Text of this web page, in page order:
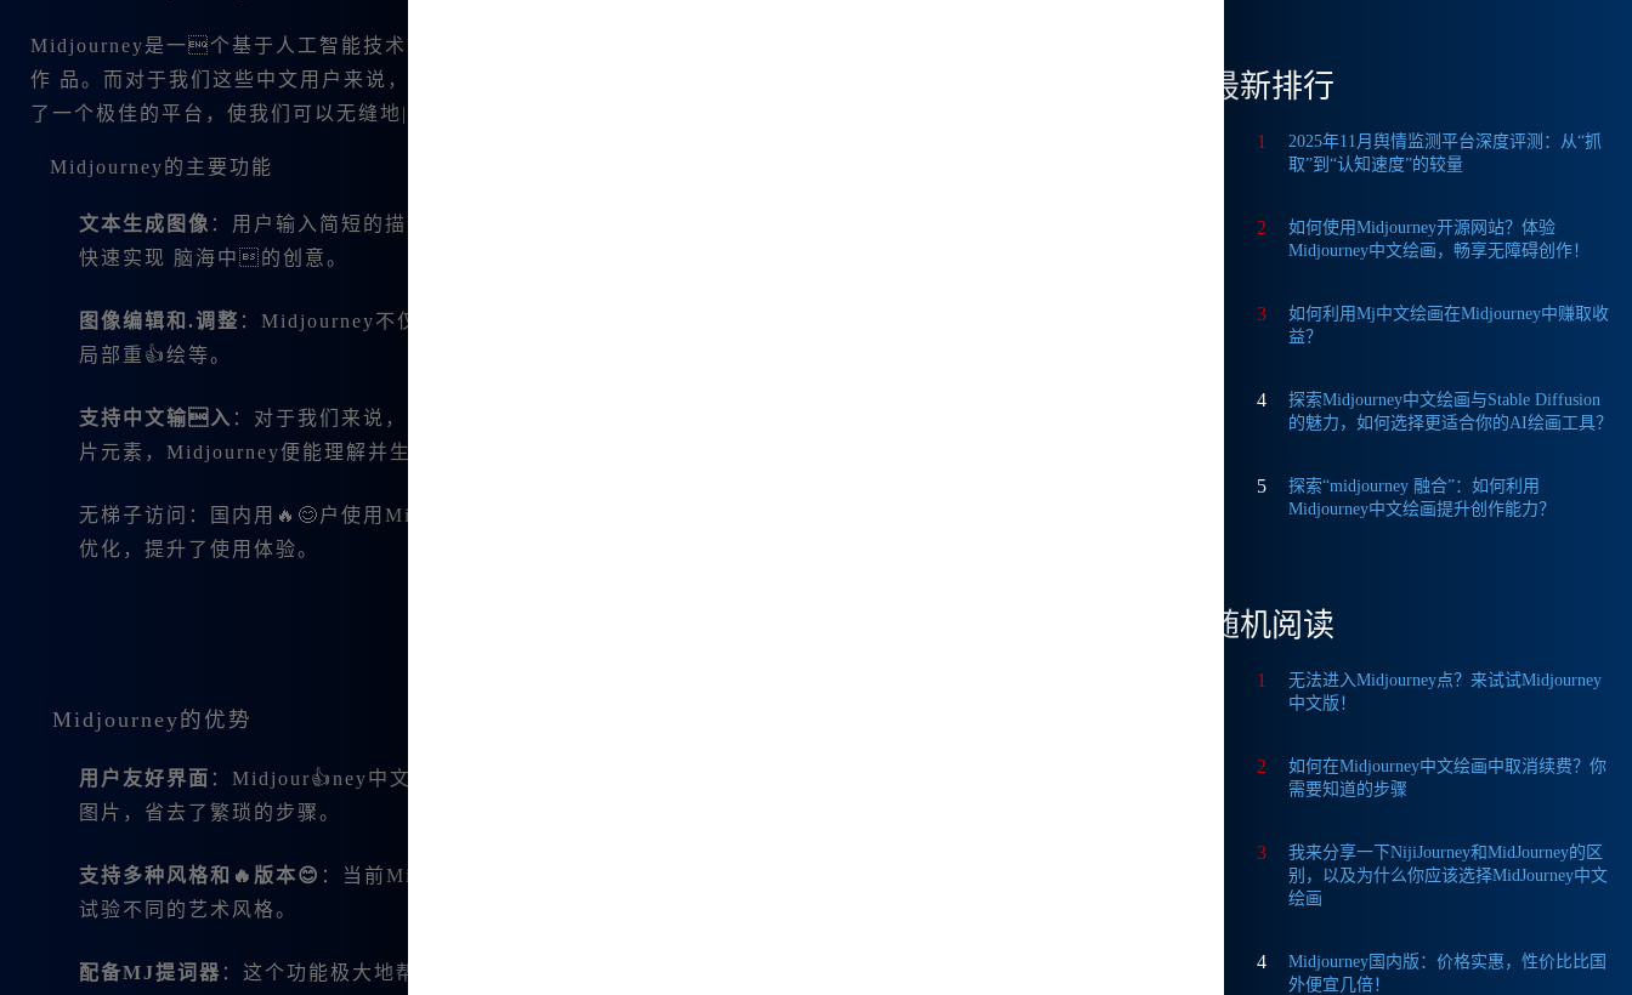
Midjourney是一个基于人工智能技术的图.像生成工具。用户可以通过输入文本指令，快速生成高质量的数字艺术
作 品。而对于我们这些中文用户来说，
了一个极佳的平台，使我们可以无缝地|进行创作。
Midjourney的主要功能
文本生成图像 ：用户输入简短的描述，M🔥idjourney会根据这些描述生成图像。这种文生图👍的功能，让我能
快速实现 脑海中的创意。
图像编辑和.调整 ：Midjourney不仅支持生成图像，还可以对已有🔥的🔥图像进行调整，例如微调、变换或者
局部重👍绘等。
支持中文输入 ：对于我们来说，中文输入的支持使得创作变得更加便捷，例如我只需用中文描述想要的图
片元素，Midjourney便能理解并生成。
无梯子访问：国内用🔥😊户使用Midjourney完全不需要翻墙，非常方便。它针对国内的网络环👍境进行了加速
优化，提升了使用体验。
Midjourney的优势
用户友好界面 ：Midjour👍ney中文版的界面设计考虑到了新 手用户，操作上手简单，|支持一键下载生成的
图片，省去了繁琐的步骤。
支持多种风格和🔥版本😊 ：当前Midjourney集成了多个版本，包括最新的V6.1和niji6，用户可以自由选择并
试验不同的艺术风格。
配备MJ提词器 ：这个功能极大地帮助了新手，让他们可以更加轻松地掌握如何生成好看的作品。
最新排行
1
2025年11月舆情监测平台深度评测：从“抓
取”到“认知速度”的较量
2
如何使用Midjourney开源网站？体验
Midjourney中文绘画，畅享无障碍创作！
3
如何利用Mj中文绘画在Midjourney中赚取收
益？
4
探索Midjourney中文绘画与Stable Diffusion
的魅力，如何选择更适合你的AI绘画工具？
5
探索“midjourney 融合”：如何利用
Midjourney中文绘画提升创作能力？
随机阅读
1
无法进入Midjourney点？来试试Midjourney
中文版！
2
如何在Midjourney中文绘画中取消续费？你
需要知道的步骤
3
我来分享一下NijiJourney和MidJourney的区
别，以及为什么你应该选择MidJourney中文
绘画
4
Midjourney国内版：价格实惠，性价比比国
外便宜几倍！